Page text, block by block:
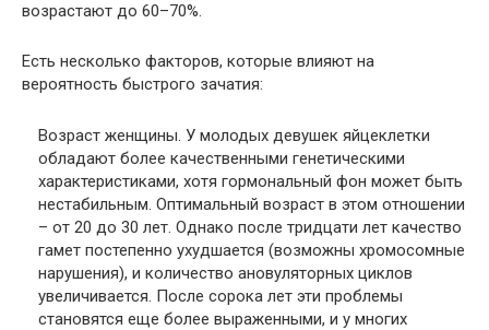
возрастают до 60–70%.
Есть несколько факторов, которые влияют на
вероятность быстрого зачатия:
Возраст женщины. У молодых девушек яйцеклетки
обладают более качественными генетическими
характеристиками, хотя гормональный фон может быть
нестабильным. Оптимальный возраст в этом отношении
– от 20 до 30 лет. Однако после тридцати лет качество
гамет постепенно ухудшается (возможны хромосомные
нарушения), и количество ановуляторных циклов
увеличивается. После сорока лет эти проблемы
становятся еще более выраженными, и у многих